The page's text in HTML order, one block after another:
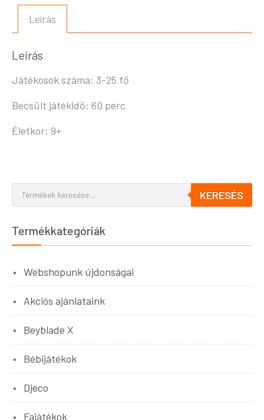
Leírás
Leírás
Játékosok száma: 3-25 fő
Becsült játékidő: 60 perc
Életkor: 9+
KERESÉS
Termékkategóriák
Webshopunk újdonságai
Akciós ajánlataink
Beyblade X
Bébijátékok
Djeco
Fajátékok